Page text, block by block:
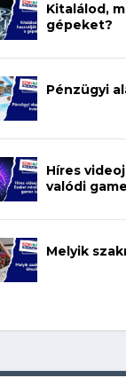
Kitalálod,
gépeket?
Pénzügyi
Híres
valódi
Melyik